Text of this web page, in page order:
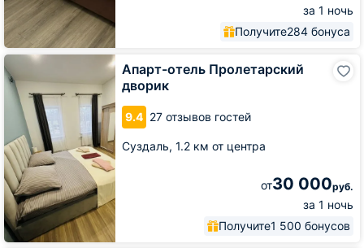
за 1 ночь
Получите284 бонуса
Апарт-отель Пролетарский
дворик
9.4 27 отзывов гостей
Суздаль, 1.2 км от центра
от30 000руб.
за 1 ночь
Получите1 500 бонусов
Апарт-
отель
Пролетарский
дворик